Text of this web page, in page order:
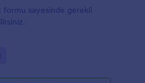
formu sayesinde gerekli